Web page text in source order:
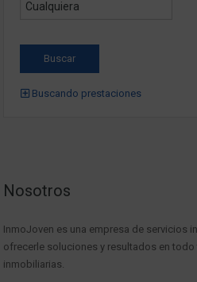
Buscando prestaciones
Nosotros
InmoJoven es una empresa de servicios
ofrecerle soluciones y resultados en
inmobiliarias.